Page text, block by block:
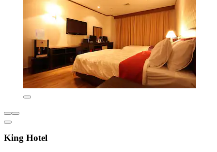
King Hotel